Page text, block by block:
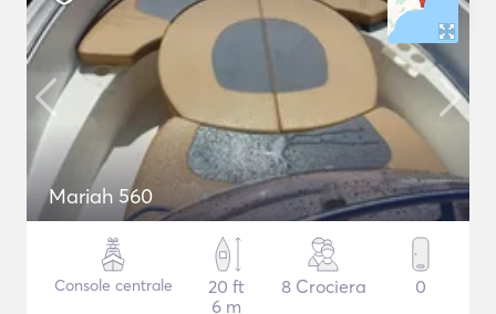
Mariah 560
Console centrale
20 ft
6 m
8 Crociera 0